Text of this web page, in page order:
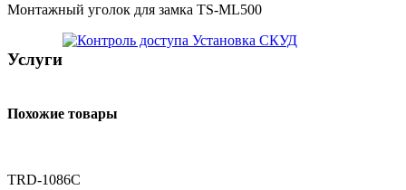
Монтажный уголок для замка TS-ML500
Услуги
Установка СКУД
Похожие товары
TRD-1086C